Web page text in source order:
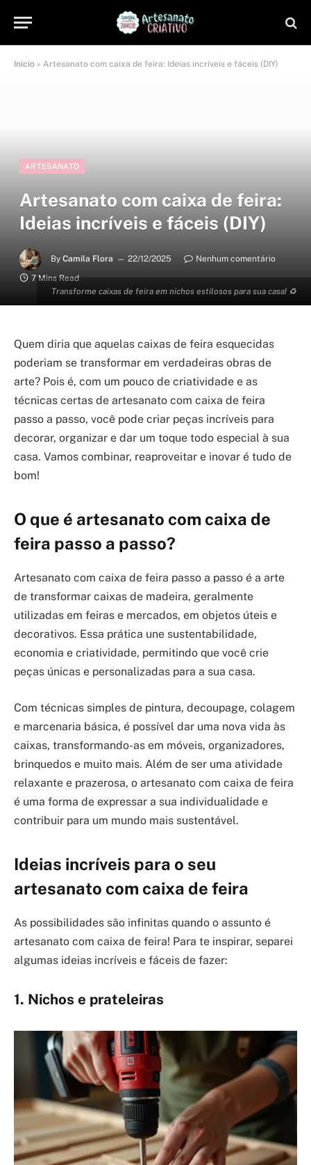
Início » Artesanato com caixa de feira: Ideias incríveis e fáceis (DIY)
Transforme caixas de feira em nichos estilosos para sua casa! ♻️
ARTESANATO
Artesanato com caixa de feira:
Ideias incríveis e fáceis (DIY)
By Camila Flora 22/12/2025
Nenhum comentário
7 Mins Read
Quem diria que aquelas caixas de feira esquecidas
poderiam se transformar em verdadeiras obras de
arte? Pois é, com um pouco de criatividade e as
técnicas certas de artesanato com caixa de feira
passo a passo, você pode criar peças incríveis para
decorar, organizar e dar um toque todo especial à sua
casa. Vamos combinar, reaproveitar e inovar é tudo de
bom!
O que é artesanato com caixa de
feira passo a passo?
Artesanato com caixa de feira passo a passo é a arte
de transformar caixas de madeira, geralmente
utilizadas em feiras e mercados, em objetos úteis e
decorativos. Essa prática une sustentabilidade,
economia e criatividade, permitindo que você crie
peças únicas e personalizadas para a sua casa.
Com técnicas simples de pintura, decoupage, colagem
e marcenaria básica, é possível dar uma nova vida às
caixas, transformando-as em móveis, organizadores,
brinquedos e muito mais. Além de ser uma atividade
relaxante e prazerosa, o artesanato com caixa de feira
é uma forma de expressar a sua individualidade e
contribuir para um mundo mais sustentável.
Ideias incríveis para o seu
artesanato com caixa de feira
As possibilidades são infinitas quando o assunto é
artesanato com caixa de feira! Para te inspirar, separei
algumas ideias incríveis e fáceis de fazer:
1. Nichos e prateleiras